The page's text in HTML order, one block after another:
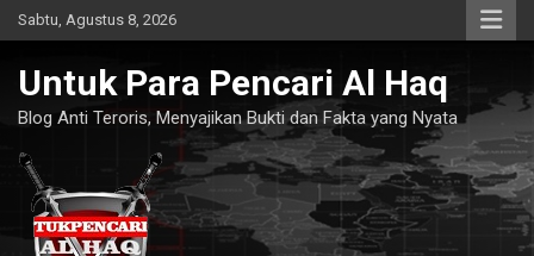
Skip
to
Sabtu, Agustus 8, 2026
Untuk Para Pencari Al Haq
Blog Anti Teroris, Menyajikan Bukti dan Fakta yang Nyata